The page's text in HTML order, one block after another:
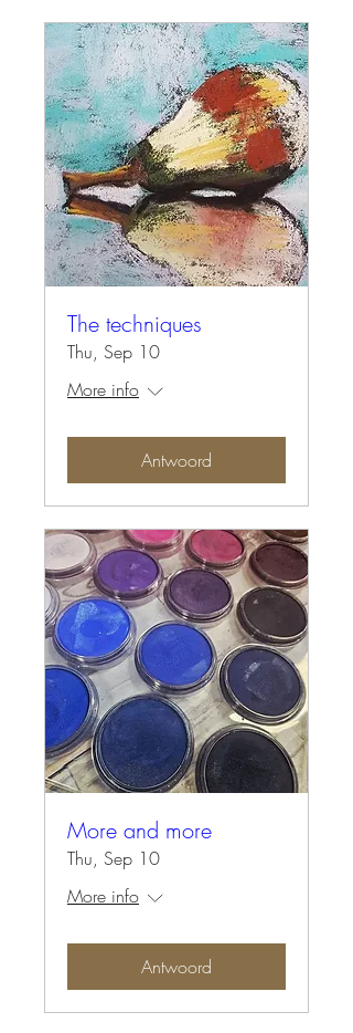
The techniques
Thu, Sep 10
More info
Antwoord
More and more
Thu, Sep 10
More info
Antwoord